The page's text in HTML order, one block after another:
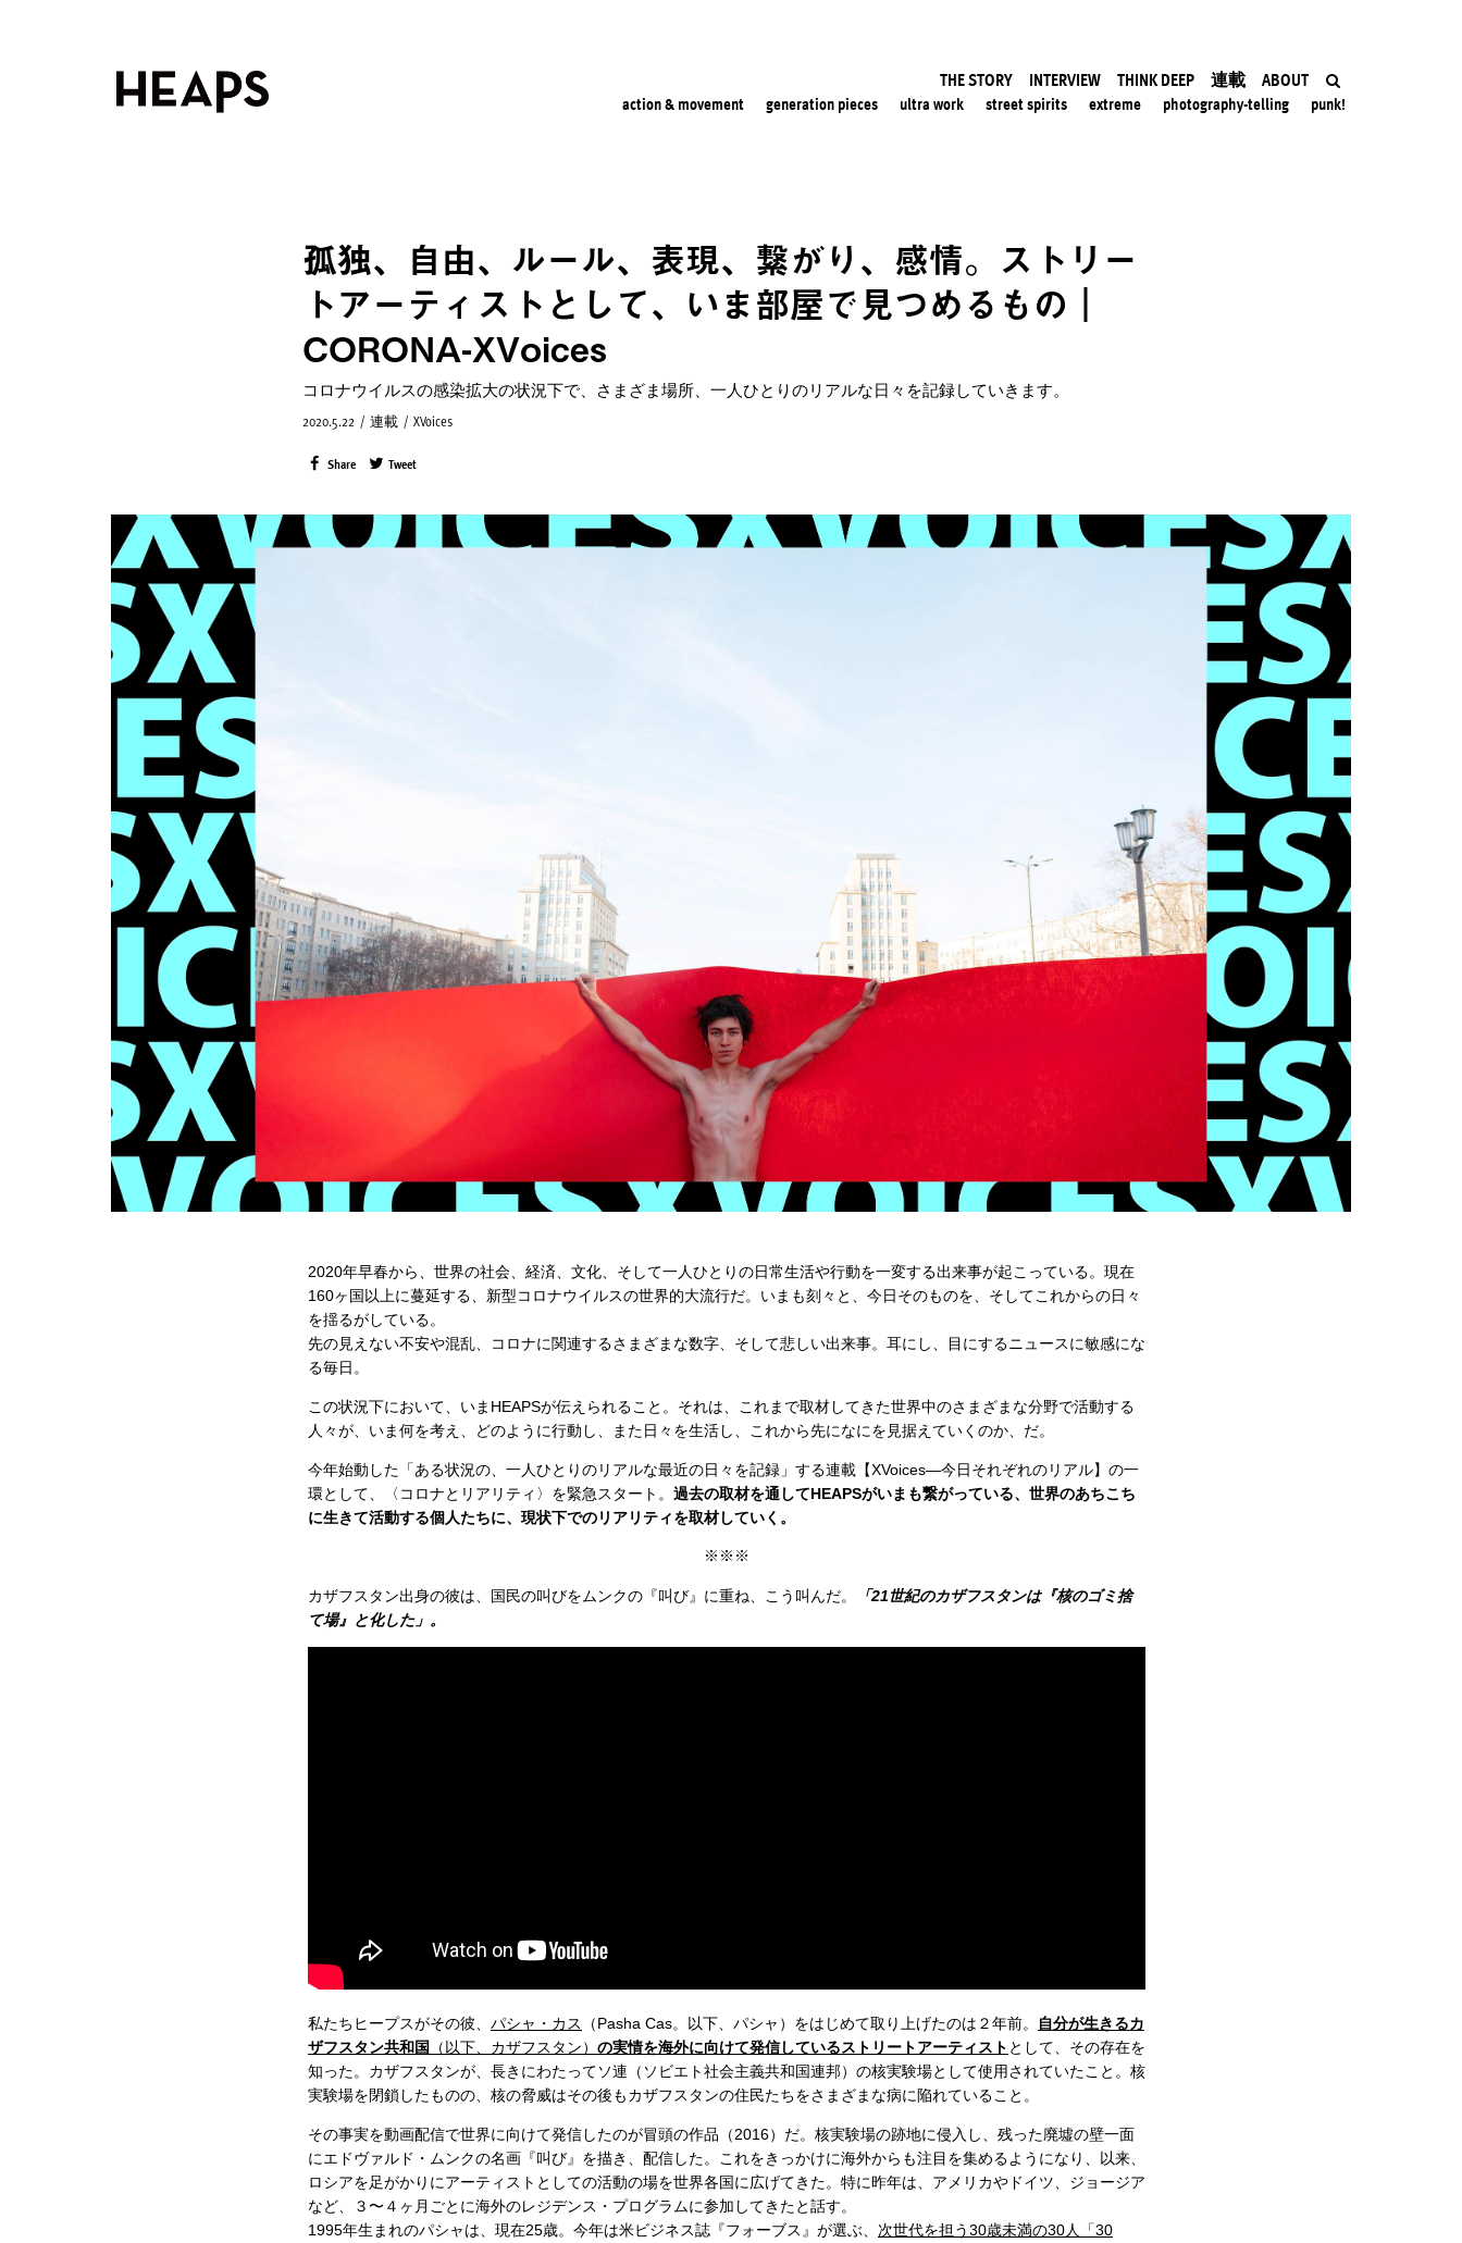
THE STORY INTERVIEW THINK DEEP 連載 ABOUT
action & movement generation pieces ultra work street spirits extreme photography-telling punk!
孤独、自由、ルール、表現、繋がり、感情。ストリー
トアーティストとして、いま部屋で見つめるもの｜
CORONA-XVoices
コロナウイルスの感染拡大の状況下で、さまざま場所、一人ひとりのリアルな日々を記録していきます。
2020.5.22 / 連載 / XVoices
Share Tweet
2020年早春から、世界の社会、経済、文化、そして一人ひとりの日常生活や行動を一変する出来事が起こっている。現在
160ヶ国以上に蔓延する、新型コロナウイルスの世界的大流行だ。いまも刻々と、今日そのものを、そしてこれからの日々
を揺るがしている。
先の見えない不安や混乱、コロナに関連するさまざまな数字、そして悲しい出来事。耳にし、目にするニュースに敏感にな
る毎日。
この状況下において、いまHEAPSが伝えられること。それは、これまで取材してきた世界中のさまざまな分野で活動する
人々が、いま何を考え、どのように行動し、また日々を生活し、これから先になにを見据えていくのか、だ。
今年始動した「ある状況の、一人ひとりのリアルな最近の日々を記録」する連載【XVoices—今日それぞれのリアル】の一
環として、〈コロナとリアリティ〉を緊急スタート。 過去の取材を通してHEAPSがいまも繋がっている、世界のあちこち
に生きて活動する個人たちに、現状下でのリアリティを取材していく。
※※※
カザフスタン出身の彼は、国民の叫びをムンクの『叫び』に重ね、こう叫んだ。
「21世紀のカザフスタンは『核のゴミ捨
て場』と化した」。
私たちヒープスがその彼、 パシャ・カス （Pasha Cas。以下、パシャ）をはじめて取り上げたのは２年前。
自分が生きるカ
ザフスタン共和国
（以下、カザフスタン） の実情を海外に向けて発信しているストリートアーティスト として、その存在を
知った。カザフスタンが、長きにわたってソ連（ソビエト社会主義共和国連邦）の核実験場として使用されていたこと。核
実験場を閉鎖したものの、核の脅威はその後もカザフスタンの住民たちをさまざまな病に陥れていること。
その事実を動画配信で世界に向けて発信したのが冒頭の作品（2016）だ。核実験場の跡地に侵入し、残った廃墟の壁一面
にエドヴァルド・ムンクの名画『叫び』を描き、配信した。これをきっかけに海外からも注目を集めるようになり、以来、
ロシアを足がかりにアーティストとしての活動の場を世界各国に広げてきた。特に昨年は、アメリカやドイツ、ジョージア
など、３〜４ヶ月ごとに海外のレジデンス・プログラムに参加してきたと話す。
1995年生まれのパシャは、現在25歳。今年は米ビジネス誌『フォーブス』が選ぶ、 次世代を担う30歳未満の30人「30